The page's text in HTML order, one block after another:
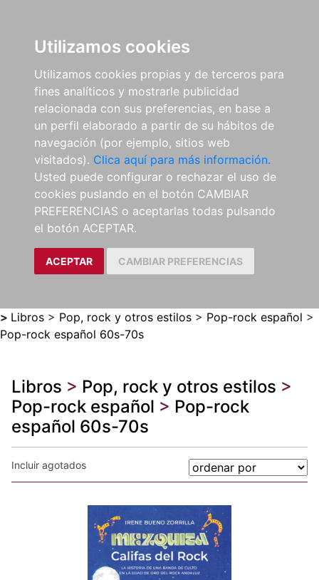
Utilizamos cookies
Utilizamos cookies propias y de terceros para
fines analíticos y mostrarle publicidad
relacionada con sus preferencias, en base a
un perfil elaborado a partir de su hábitos de
navegación (por ejemplo, sitios web
visitados). Clica aquí para más información.
Usted puede configurar o rechazar el uso de
cookies puslando en el botón CAMBIAR
PREFERENCIAS o aceptarlas todas pulsando
el botón ACEPTAR.
ACEPTAR CAMBIAR PREFERENCIAS
> Libros > Pop, rock y otros estilos > Pop-rock español >
Pop-rock español 60s-70s
Libros > Pop, rock y otros estilos >
Pop-rock español > Pop-rock
español 60s-70s
Incluir agotados